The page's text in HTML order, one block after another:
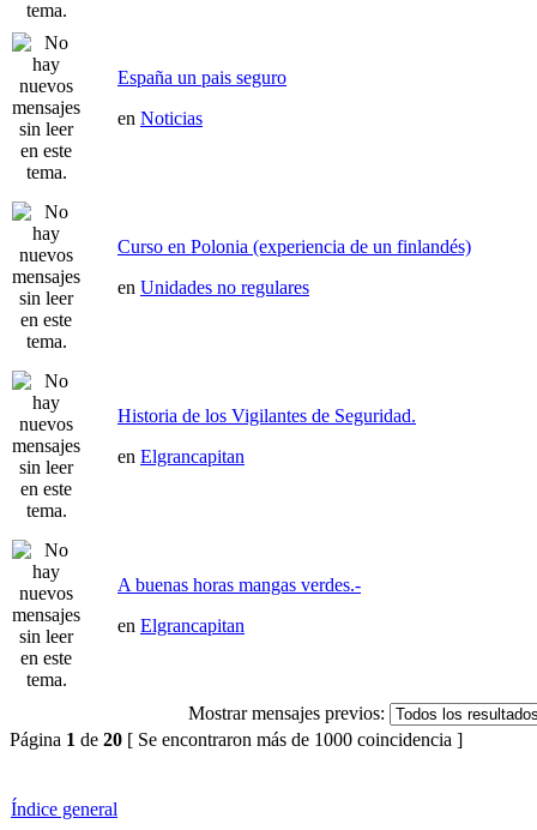
España un pais seguro
en Noticias
Curso en Polonia (experiencia de un finlandés)
en Unidades no regulares
Historia de los Vigilantes de Seguridad.
en Elgrancapitan
A buenas horas mangas verdes.-
en Elgrancapitan
Mostrar mensajes previos:
Página 1 de 20 [ Se encontraron más de 1000 coincidencia ]
Índice general